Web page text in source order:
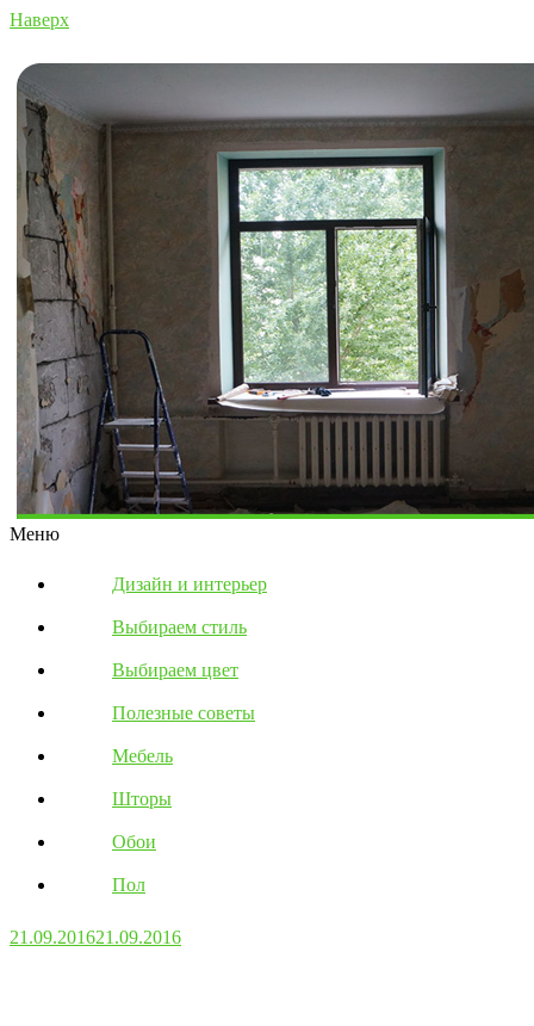
Наверх
Меню
Дизайн и интерьер
Выбираем стиль
Выбираем цвет
Полезные советы
Мебель
Шторы
Обои
Пол
21.09.201621.09.2016